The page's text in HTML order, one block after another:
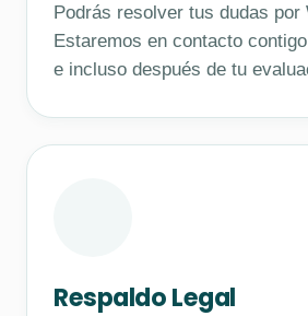
Podrás resolver tus dudas por
Estaremos en contacto
e incluso después de tu
Respaldo Legal